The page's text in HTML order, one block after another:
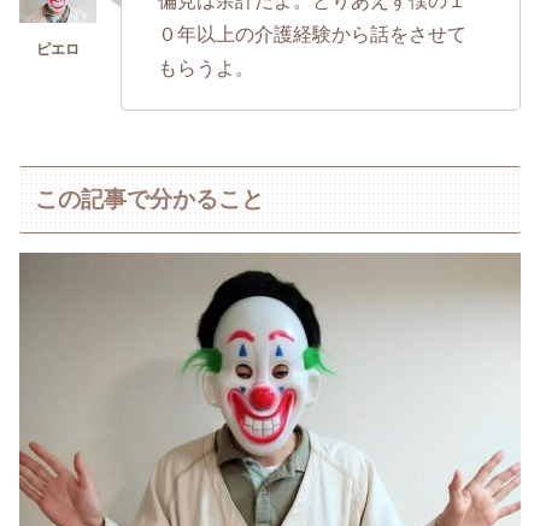
０年以上の介護経験から話をさせて
もらうよ。
この記事で分かること